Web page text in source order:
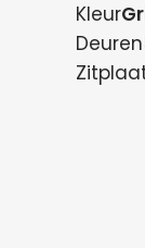
Kleur
Deuren